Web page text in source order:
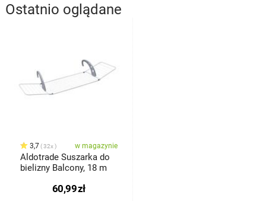
Ostatnio oglądane
3,7 32x w magazynie
Aldotrade Suszarka do
bielizny Balcony, 18 m
60,99zł